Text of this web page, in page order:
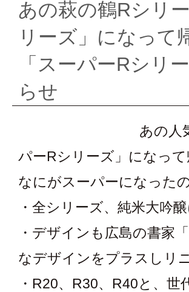
ー
ズ
セ
ク
シ
ョ
ン
あの萩の鶴Rシリ
リーズ」になって
「スーパーRシリ
らせ
あの人
パーRシリーズ」になっ
なにがスーパーになった
・全シリーズ、純米大吟
・デザインも広島の書家
なデザインをプラスしリ
・R20、R30、R40と、